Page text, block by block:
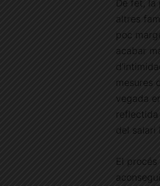
De fet,
altres
poc
acabar
mesures
vegada
reflectida
del salari
El